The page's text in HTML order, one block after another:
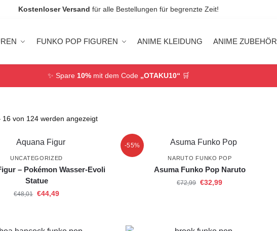
Kostenloser Versand für alle Bestellungen für begrenzte Zeit!
FUNKO POP FIGUREN ANIME KLEIDUNG ANIME ZUBEHÖR
✨ Spare 10% mit dem Code „OTAKU10“ 🛒
16 von 124 werden angezeigt
UNCATEGORIZED
– Pokémon Wasser-Evoli
Statue
€48,01 €44,49
-55%
NARUTO FUNKO POP
Asuma Funko Pop Naruto
€72,99 €32,99